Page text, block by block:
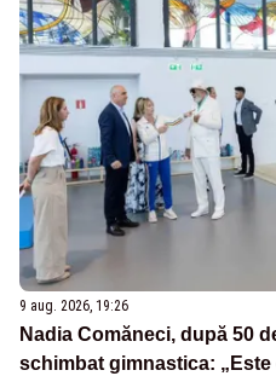
9 aug. 2026, 19:26
Nadia Comăneci, după 50
schimbat gimnastica: „Este